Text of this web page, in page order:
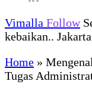
Vimalla Follow
kebaikan..
Home »
Tugas